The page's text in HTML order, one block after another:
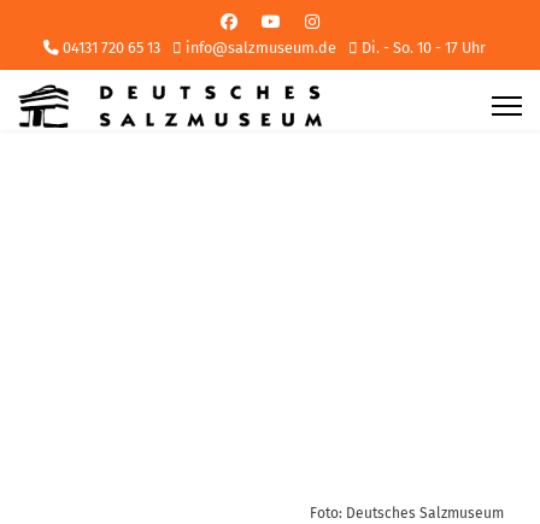
04131 720 65 13 info@salzmuseum.de Di. - So. 10 - 17 Uhr
Foto: Deutsches Salzmuseum